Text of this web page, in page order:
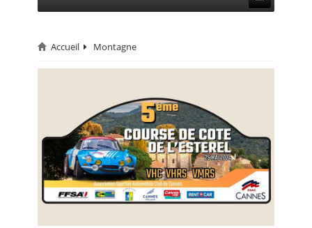
CIRCUIT
MONTAGNE
EVÈNEMENTS
CALENDRIER
FOCUS
Accueil Montagne